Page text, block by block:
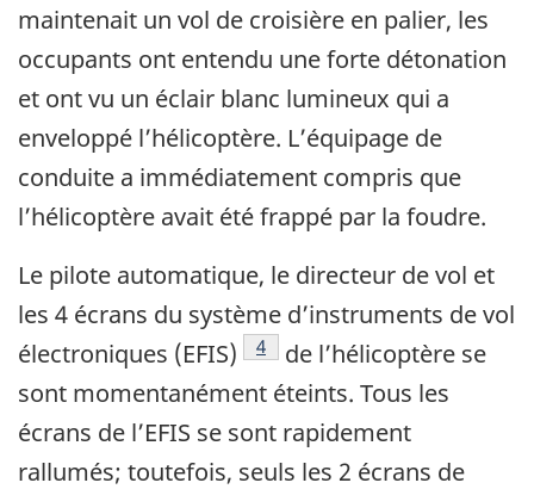
maintenait un vol de croisière en palier, les
occupants ont entendu une forte détonation
et ont vu un éclair blanc lumineux qui a
enveloppé l’hélicoptère. L’équipage de
conduite a immédiatement compris que
l’hélicoptère avait été frappé par la foudre.
Le pilote automatique, le directeur de vol et
les 4 écrans du système d’instruments de vol
électroniques (EFIS)
4
de l’hélicoptère se
sont momentanément éteints. Tous les
écrans de l’EFIS se sont rapidement
rallumés; toutefois, seuls les 2 écrans de